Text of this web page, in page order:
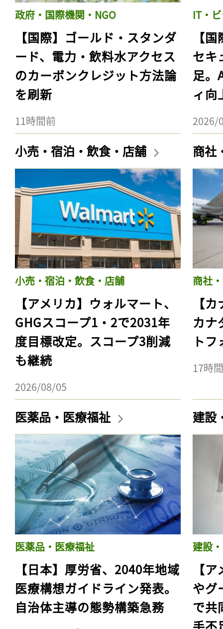
政府・国際機関・NGO
【国際】ゴールド・スタンダ
ード、電力・飲料水アクセス
のカーボンクレジット方法論
を刷新
11時間前
IT・
【
セキ
足。
ィ向
2026/
小売・宿泊・飲食・店舗
小売・宿泊・飲食・店舗
【アメリカ】ウォルマート、
GHGスコープ1・2で2031年
度目標改定。スコープ3削減
も継続
2026/08/05
商社
商社
【
カナ
ト
17時
医薬品・医療福祉
医薬品・医療福祉
【日本】厚労省、2040年地域
医療構想ガイドライン発表。
自治体主導の態勢構築急務
建設
建設
【
やグ
で共